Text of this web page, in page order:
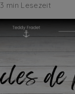
3 min Lesezeit